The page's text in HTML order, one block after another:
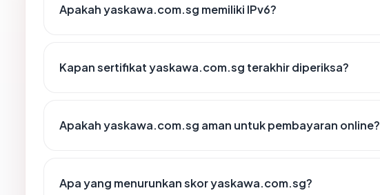
Apakah yaskawa.com.sg memiliki IPv6?
Kapan sertifikat yaskawa.com.sg terakhir diperiksa?
Apakah yaskawa.com.sg aman untuk pembayaran online?
Apa yang menurunkan skor yaskawa.com.sg?